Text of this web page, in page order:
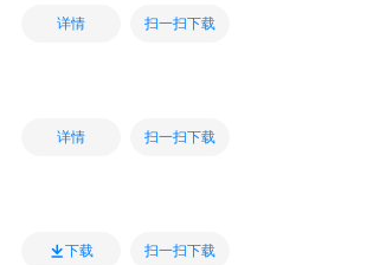
详情 扫一扫下载
详情 扫一扫下载
下载 扫一扫下载